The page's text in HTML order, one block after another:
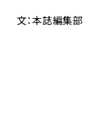
文：本誌編集部